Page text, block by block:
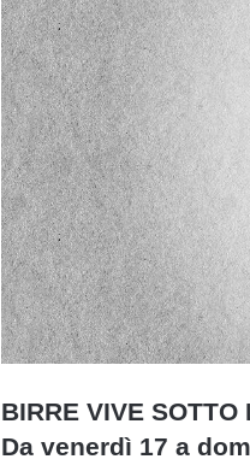
BIRRE VIVE SOTTO
Da venerdì 17 a